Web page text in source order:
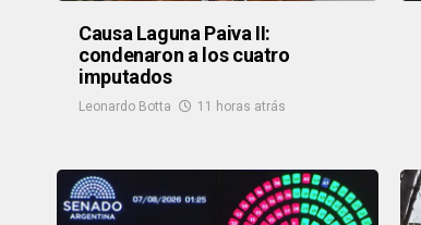
Causa Laguna Paiva II:
condenaron a los cuatro
imputados
Leonardo Botta 11 horas atrás